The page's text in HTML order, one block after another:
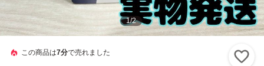
1/2
この商品は7分で売れました